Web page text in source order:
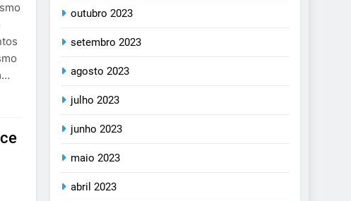
outubro 2023
setembro 2023
agosto 2023
julho 2023
junho 2023
maio 2023
abril 2023